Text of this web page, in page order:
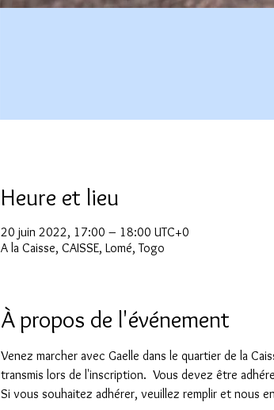
Heure et lieu
20 juin 2022, 17:00 – 18:00 UTC+0
A la Caisse, CAISSE, Lomé, Togo
À propos de l'événement
Venez marcher avec Gaelle dans le quartier de la
transmis lors de l'inscription.  Vous devez être
Si vous souhaitez adhérer, veuillez remplir et nous